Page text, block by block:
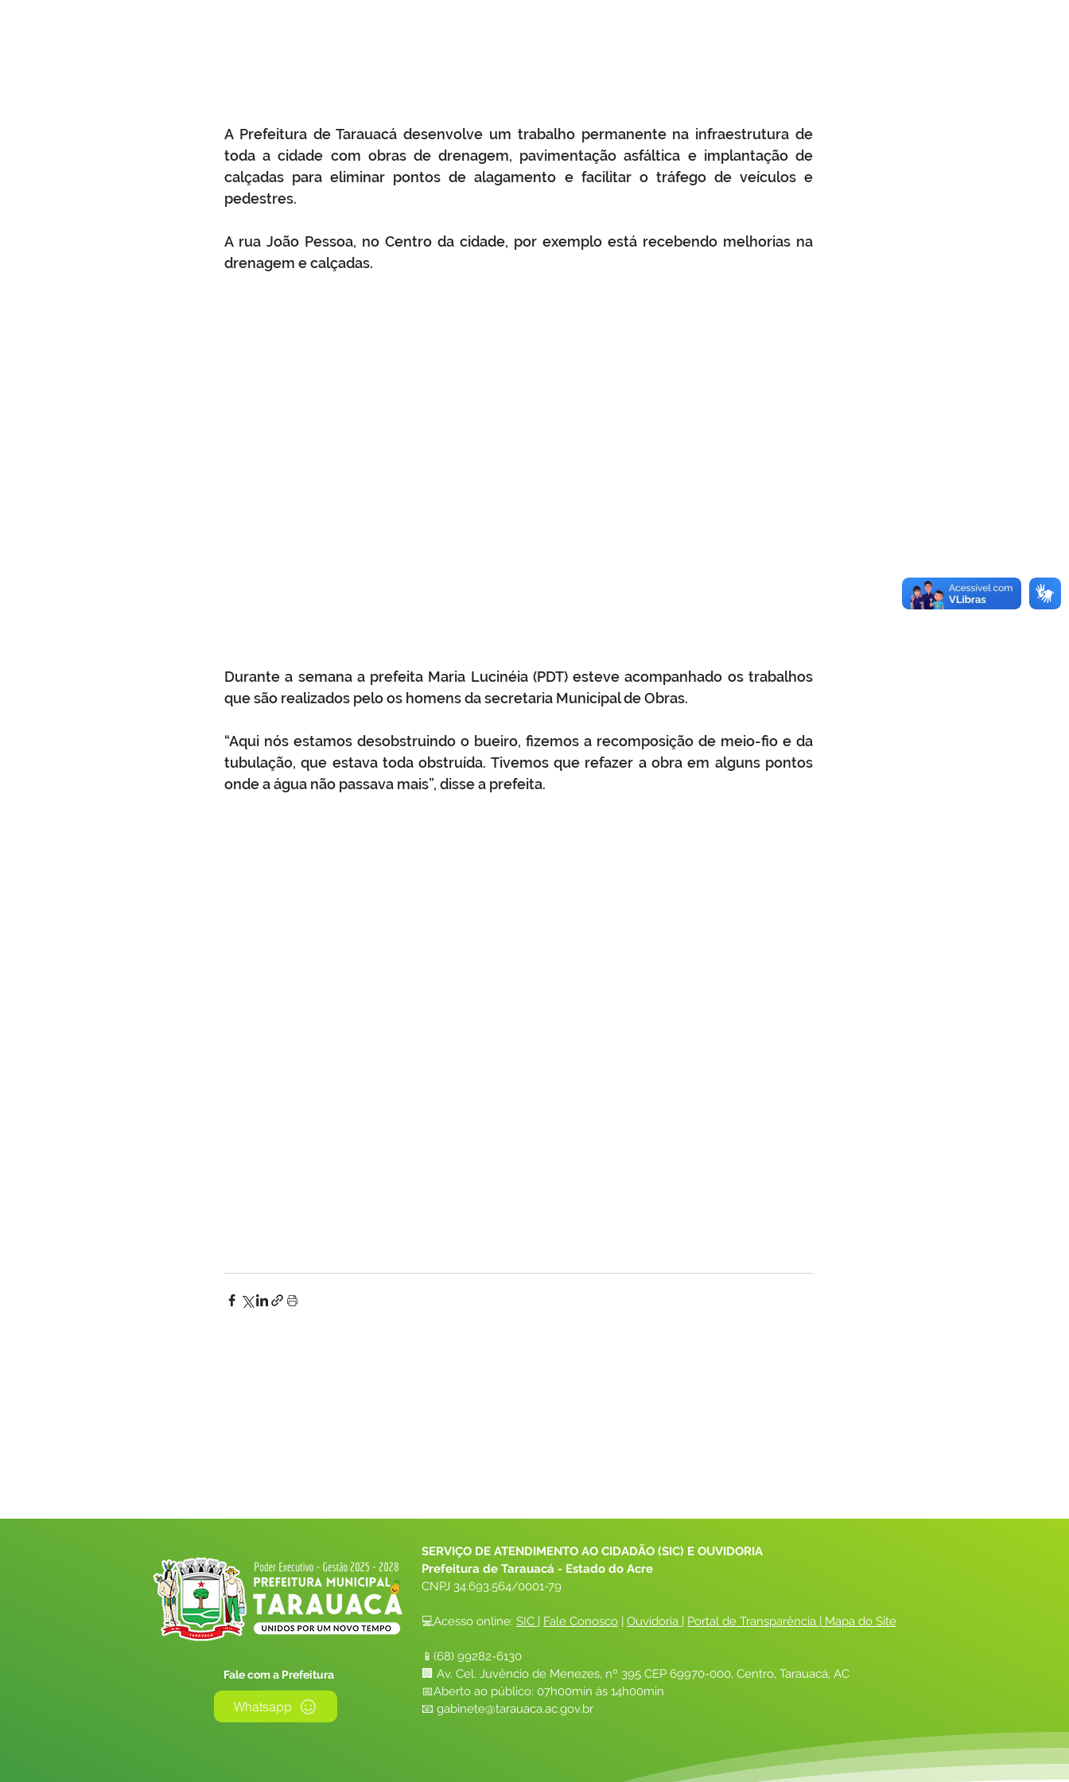
A Prefeitura de Tarauacá desenvolve um trabalho permanente na infraestrutura de
toda a cidade com obras de drenagem, pavimentação asfáltica e implantação de
calçadas para eliminar pontos de alagamento e facilitar o tráfego de veículos e
pedestres.
A rua João Pessoa, no Centro da cidade, por exemplo está recebendo melhorias na
drenagem e calçadas.
Durante a semana a prefeita Maria Lucinéia (PDT) esteve acompanhado os trabalhos
que são realizados pelo os homens da secretaria Municipal de Obras.
“Aqui nós estamos desobstruindo o bueiro, fizemos a recomposição de meio-fio e da
tubulação, que estava toda obstruída. Tivemos que refazer a obra em alguns pontos
onde a água não passava mais”, disse a prefeita.
Fale com a Prefeitura
Whatsapp
SERVIÇO DE ATENDIMENTO AO CIDADÃO (SIC) E OUVIDORIA
Prefeitura de Tarauacá - Estado do Acre
CNPJ 34.693.564/0001-79
💻Acesso online: SIC Fale Conosco Ouvidoria Portal de Transparência Mapa do Site
📱(68) 99282-6130
🏢 Av. Cel. Juvêncio de Menezes, nº 395 CEP 69970-000, Centro, Tarauacá, AC
📅Aberto ao público: 07h00min às 14h00min
📧 gabinete@tarauaca.ac.gov.br